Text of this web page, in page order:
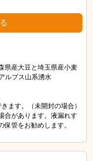
県産大豆と埼玉県産小麦
ルプス山系湧水
ます。（未開封の場合）
合があります。液漏れす
管をお勧めします。